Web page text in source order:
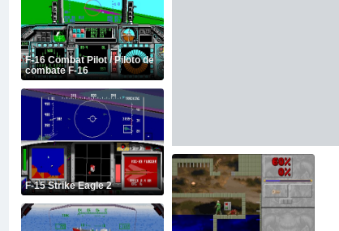
F-16 Combat Pilot / Piloto de
combate F-16
F-15 Strike Eagle 2